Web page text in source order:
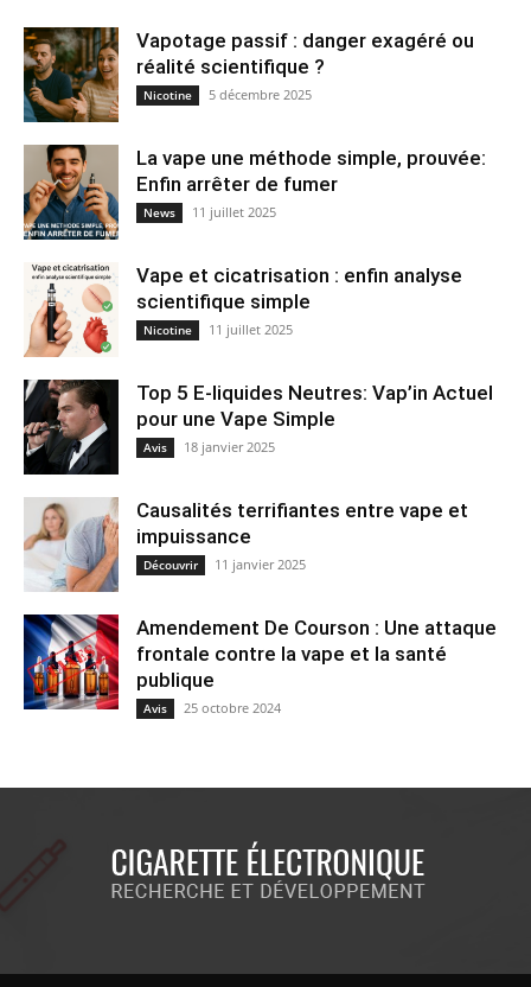
Vapotage passif : danger exagéré ou
réalité scientifique ?
Nicotine 5 décembre 2025
La vape une méthode simple, prouvée:
Enfin arrêter de fumer
News 11 juillet 2025
Vape et cicatrisation : enfin analyse
scientifique simple
Nicotine 11 juillet 2025
Top 5 E-liquides Neutres: Vap’in Actuel
pour une Vape Simple
Avis 18 janvier 2025
Causalités terrifiantes entre vape et
impuissance
Découvrir 11 janvier 2025
Amendement De Courson : Une attaque
frontale contre la vape et la santé
publique
Avis 25 octobre 2024